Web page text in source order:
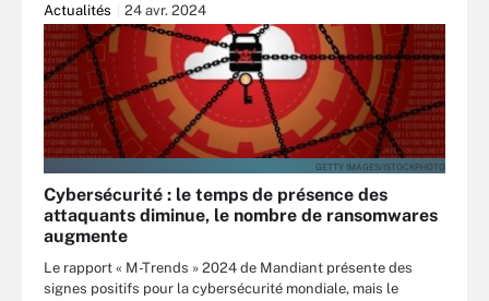
Actualités 24 avr. 2024
GETTY IMAGES/ISTOCKPHOTO
Cybersécurité : le temps de présence des
attaquants diminue, le nombre de ransomwares
augmente
Le rapport « M-Trends » 2024 de Mandiant présente des
signes positifs pour la cybersécurité mondiale, mais le